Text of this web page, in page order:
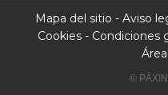
Mapa del sitio - Aviso
Cookies- Condiciones
©